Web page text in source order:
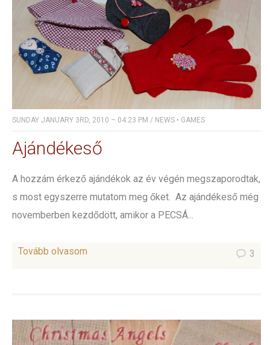
SUNDAY JANUARY 3RD, 2010 – 04:23 PM / NEWS • GAMES
Ajándékeső
A hozzám érkező ajándékok az év végén megszaporodtak,
s most egyszerre mutatom meg őket. Az ajándékeső még
novemberben kezdődött, amikor a PECSÁ...
Tovább olvasom 3